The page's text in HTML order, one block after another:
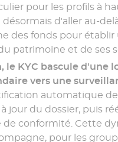
pour les profils à
désormais d'aller au-
des fonds pour établir
patrimoine et de ses
le KYC bascule d'une
vers une
automatique
jour du dossier, puis
de conformité. Cette
pour les